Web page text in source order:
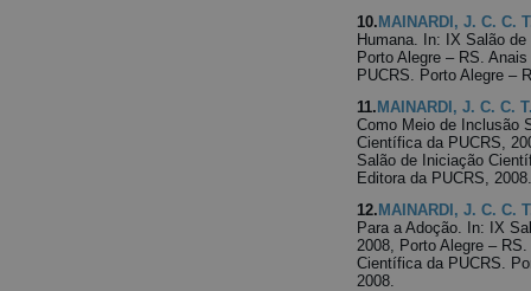
10. MAINARDI, J. C. C.
Humana. In: IX Salão
Porto Alegre – RS.
PUCRS. Porto Alegre –
11. MAINARDI, J. C. C.
Como Meio de Inclusão
Científica da PUCRS,
Salão de Iniciação
Editora da PUCRS, 2008.
12. MAINARDI, J. C. C.
Para a Adoção. In: IX
2008, Porto Alegre –
Científica da PUCRS.
2008.